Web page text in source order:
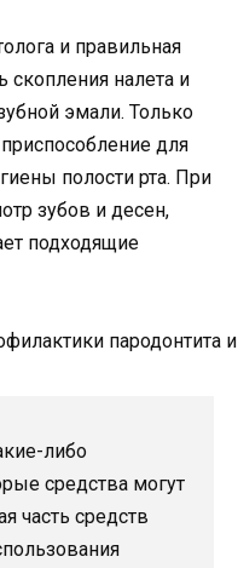
и правильная
скопления налета и
эмали. Только
для
полости рта. При
зубов и десен,
подходящие
либо
средства могут
часть средств